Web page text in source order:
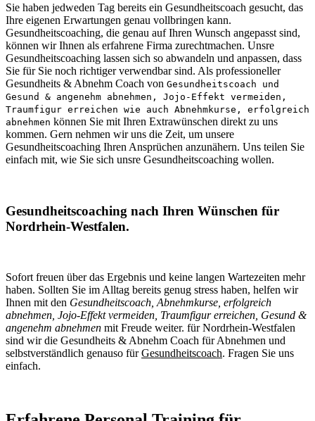
Sie haben jedweden Tag bereits ein Gesundheitscoach gesucht, das
Ihre eigenen Erwartungen genau vollbringen kann.
Gesundheitscoaching, die genau auf Ihren Wunsch angepasst sind,
können wir Ihnen als erfahrene Firma zurechtmachen. Unsre
Gesundheitscoaching lassen sich so abwandeln und anpassen, dass
Sie für Sie noch richtiger verwendbar sind. Als professioneller
Gesundheits & Abnehm Coach von Gesundheitscoach und
Gesund & angenehm abnehmen, Jojo-Effekt vermeiden,
Traumfigur erreichen wie auch Abnehmkurse, erfolgreich
abnehmen können Sie mit Ihren Extrawünschen direkt zu uns
kommen. Gern nehmen wir uns die Zeit, um unsere
Gesundheitscoaching Ihren Ansprüchen anzunähern. Uns teilen Sie
einfach mit, wie Sie sich unsre Gesundheitscoaching wollen.
Gesundheitscoaching nach Ihren Wünschen für
Nordrhein-Westfalen.
Sofort freuen über das Ergebnis und keine langen Wartezeiten mehr
haben. Sollten Sie im Alltag bereits genug stress haben, helfen wir
Ihnen mit den Gesundheitscoach, Abnehmkurse, erfolgreich
abnehmen, Jojo-Effekt vermeiden, Traumfigur erreichen, Gesund &
angenehm abnehmen mit Freude weiter. für Nordrhein-Westfalen
sind wir die Gesundheits & Abnehm Coach für Abnehmen und
selbstverständlich genauso fürGesundheitscoach. Fragen Sie uns
einfach.